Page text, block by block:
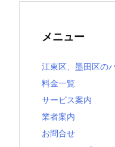
メニュー
江東区、墨田区の
料金一覧
サービス案内
業者案内
お問合せ